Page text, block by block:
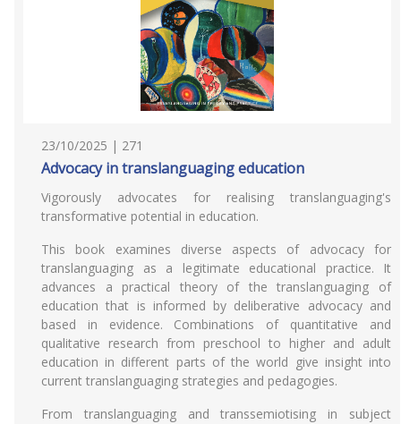
23/10/2025 | 271
Advocacy in translanguaging education
Vigorously advocates for realising translanguaging's
transformative potential in education.
This book examines diverse aspects of advocacy for
translanguaging as a legitimate educational practice. It
advances a practical theory of the translanguaging of
education that is informed by deliberative advocacy and
based in evidence. Combinations of quantitative and
qualitative research from preschool to higher and adult
education in different parts of the world give insight into
current translanguaging strategies and pedagogies.
From translanguaging and transsemiotising in subject